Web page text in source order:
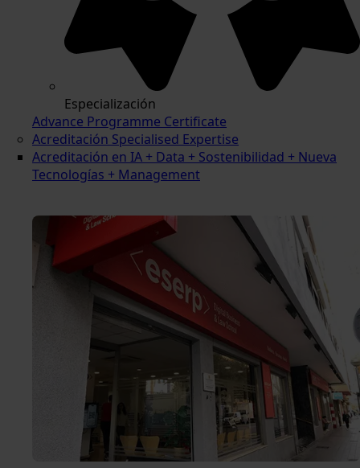
Especialización
Advance Programme Certificate
Acreditación Specialised Expertise
Acreditación en IA + Data + Sostenibilidad + Nueva
Tecnologías + Management